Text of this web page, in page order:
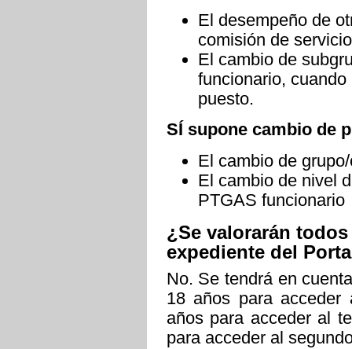
El desempeño de
comisión de
El cambio de
funcionario,
puesto.
SÍ supone cambio de
El cambio de
El cambio de nivel
PTGAS funcionario
¿Se valorarán
expediente del
No. Se tendrá en
18 años para
años para acceder al
para acceder al